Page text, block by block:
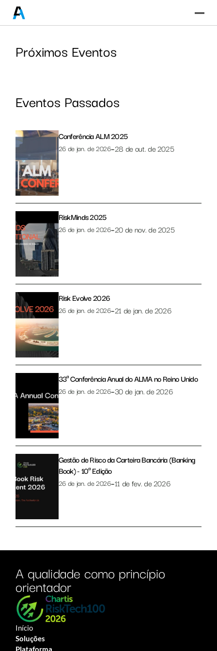
Próximos Eventos
Eventos Passados
26 de jan. de 2026–28 de out. de 2025
Conferência ALM 2025
26 de jan. de 2026–20 de nov. de 2025
RiskMinds 2025
26 de jan. de 2026–21 de jan. de 2026
Risk Evolve 2026
26 de jan. de 2026–30 de jan. de 2026
33ª Conferência Anual do ALMA no Reino Unido
26 de jan. de 2026–11 de fev. de 2026
Gestão de Risco da Carteira Bancária (Banking
Book) - 10ª Edição
A qualidade como princípio
orientador
Início
Soluções
Plataforma